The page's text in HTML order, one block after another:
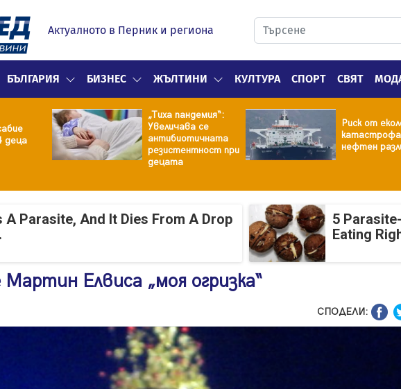
Актуалното в Перник и региона
БЪЛГАРИЯ БИЗНЕС ЖЪЛТИНИ КУЛТУРА СПОРТ СВЯТ
деца
„Тиха пандемия“:
Увеличава се
антибиотичната
резистентност при
децата
Риск от
катастрофа
нефтен
A Parasite, And It Dies From A Drop
5
Eating
Мартин Елвиса „моя огризка“
СПОДЕЛИ: